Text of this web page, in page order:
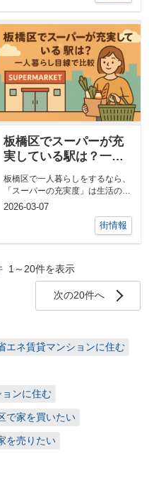
板橋区でスーパーが充
実している駅は？一人
暮らし目線で比較
板橋区で一人暮らしをするなら、
「スーパーの充実度」は生活の満
足度を大きく左右します。仕事帰
2026-03-07
街情報
1～20件を表示
次の20件へ
エネ賃貸マンションに住む
ンに住む
で家を買いたい
を売りたい